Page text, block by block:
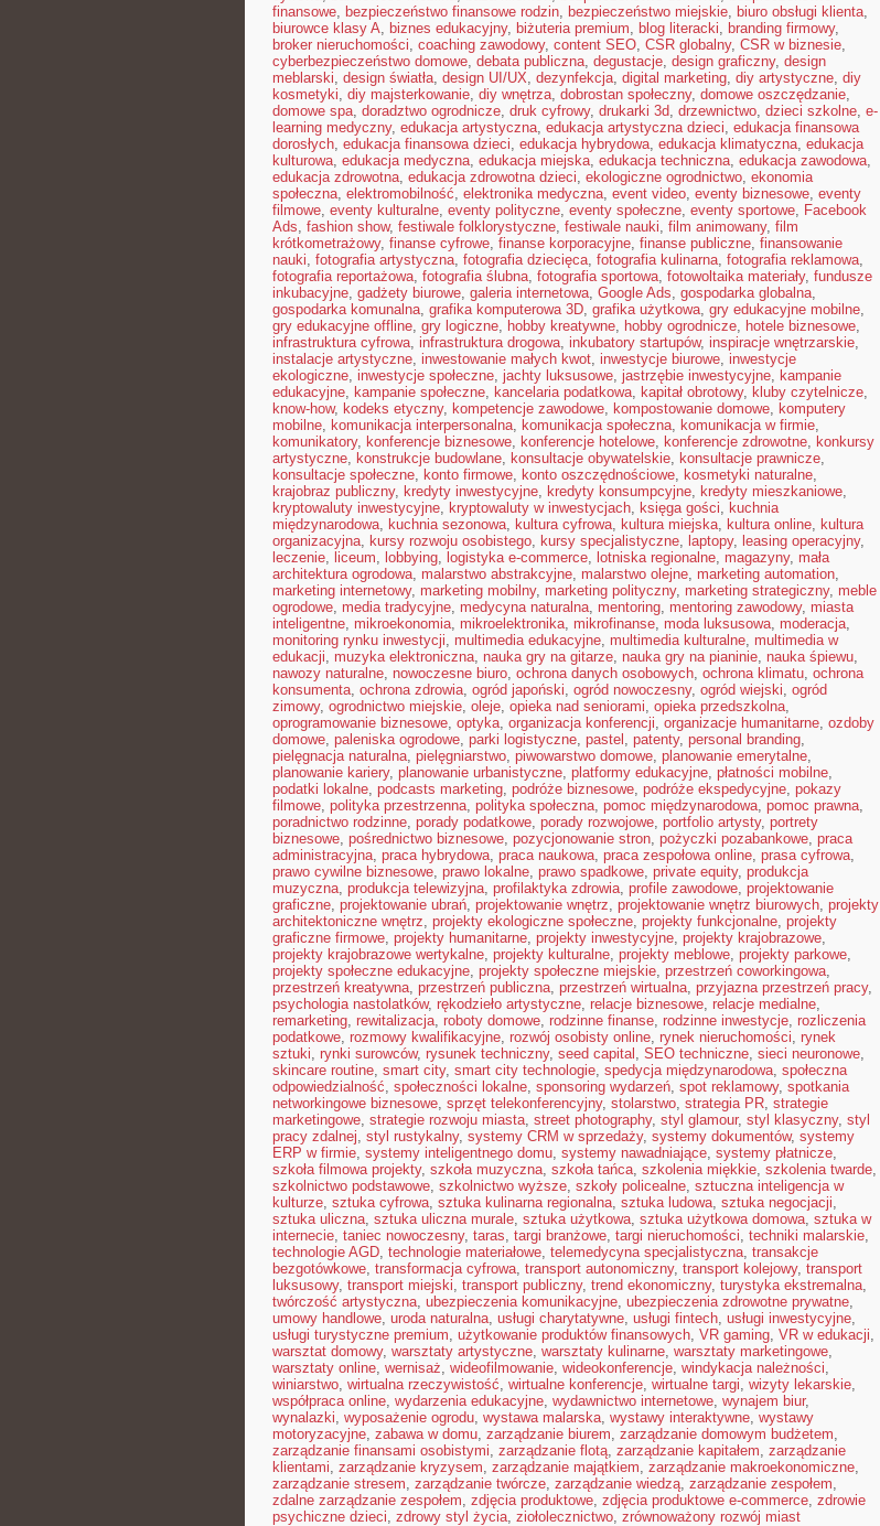
finansowe, bezpieczeństwo finansowe rodzin, bezpieczeństwo miejskie, biuro obsługi klienta,
biurowce klasy A, biznes edukacyjny, biżuteria premium, blog literacki, branding firmowy,
broker nieruchomości, coaching zawodowy, content SEO, CSR globalny, CSR w biznesie,
cyberbezpieczeństwo domowe, debata publiczna, degustacje, design graficzny, design
meblarski, design światła, design UI/UX, dezynfekcja, digital marketing, diy artystyczne, diy
kosmetyki, diy majsterkowanie, diy wnętrza, dobrostan społeczny, domowe oszczędzanie,
domowe spa, doradztwo ogrodnicze, druk cyfrowy, drukarki 3d, drzewnictwo, dzieci szkolne, e-
learning medyczny, edukacja artystyczna, edukacja artystyczna dzieci, edukacja finansowa
dorosłych, edukacja finansowa dzieci, edukacja hybrydowa, edukacja klimatyczna, edukacja
kulturowa, edukacja medyczna, edukacja miejska, edukacja techniczna, edukacja zawodowa,
edukacja zdrowotna, edukacja zdrowotna dzieci, ekologiczne ogrodnictwo, ekonomia
społeczna, elektromobilność, elektronika medyczna, event video, eventy biznesowe, eventy
filmowe, eventy kulturalne, eventy polityczne, eventy społeczne, eventy sportowe, Facebook
Ads, fashion show, festiwale folklorystyczne, festiwale nauki, film animowany, film
krótkometrażowy, finanse cyfrowe, finanse korporacyjne, finanse publiczne, finansowanie
nauki, fotografia artystyczna, fotografia dziecięca, fotografia kulinarna, fotografia reklamowa,
fotografia reportażowa, fotografia ślubna, fotografia sportowa, fotowoltaika materiały, fundusze
inkubacyjne, gadżety biurowe, galeria internetowa, Google Ads, gospodarka globalna,
gospodarka komunalna, grafika komputerowa 3D, grafika użytkowa, gry edukacyjne mobilne,
gry edukacyjne offline, gry logiczne, hobby kreatywne, hobby ogrodnicze, hotele biznesowe,
infrastruktura cyfrowa, infrastruktura drogowa, inkubatory startupów, inspiracje wnętrzarskie,
instalacje artystyczne, inwestowanie małych kwot, inwestycje biurowe, inwestycje
ekologiczne, inwestycje społeczne, jachty luksusowe, jastrzębie inwestycyjne, kampanie
edukacyjne, kampanie społeczne, kancelaria podatkowa, kapitał obrotowy, kluby czytelnicze,
know-how, kodeks etyczny, kompetencje zawodowe, kompostowanie domowe, komputery
mobilne, komunikacja interpersonalna, komunikacja społeczna, komunikacja w firmie,
komunikatory, konferencje biznesowe, konferencje hotelowe, konferencje zdrowotne, konkursy
artystyczne, konstrukcje budowlane, konsultacje obywatelskie, konsultacje prawnicze,
konsultacje społeczne, konto firmowe, konto oszczędnościowe, kosmetyki naturalne,
krajobraz publiczny, kredyty inwestycyjne, kredyty konsumpcyjne, kredyty mieszkaniowe,
kryptowaluty inwestycyjne, kryptowaluty w inwestycjach, księga gości, kuchnia
międzynarodowa, kuchnia sezonowa, kultura cyfrowa, kultura miejska, kultura online, kultura
organizacyjna, kursy rozwoju osobistego, kursy specjalistyczne, laptopy, leasing operacyjny,
leczenie, liceum, lobbying, logistyka e-commerce, lotniska regionalne, magazyny, mała
architektura ogrodowa, malarstwo abstrakcyjne, malarstwo olejne, marketing automation,
marketing internetowy, marketing mobilny, marketing polityczny, marketing strategiczny, meble
ogrodowe, media tradycyjne, medycyna naturalna, mentoring, mentoring zawodowy, miasta
inteligentne, mikroekonomia, mikroelektronika, mikrofinanse, moda luksusowa, moderacja,
monitoring rynku inwestycji, multimedia edukacyjne, multimedia kulturalne, multimedia w
edukacji, muzyka elektroniczna, nauka gry na gitarze, nauka gry na pianinie, nauka śpiewu,
nawozy naturalne, nowoczesne biuro, ochrona danych osobowych, ochrona klimatu, ochrona
konsumenta, ochrona zdrowia, ogród japoński, ogród nowoczesny, ogród wiejski, ogród
zimowy, ogrodnictwo miejskie, oleje, opieka nad seniorami, opieka przedszkolna,
oprogramowanie biznesowe, optyka, organizacja konferencji, organizacje humanitarne, ozdoby
domowe, paleniska ogrodowe, parki logistyczne, pastel , patenty, personal branding,
pielęgnacja naturalna, pielęgniarstwo, piwowarstwo domowe, planowanie emerytalne,
planowanie kariery, planowanie urbanistyczne, platformy edukacyjne, płatności mobilne,
podatki lokalne, podcasts marketing, podróże biznesowe, podróże ekspedycyjne, pokazy
filmowe, polityka przestrzenna, polityka społeczna, pomoc międzynarodowa, pomoc prawna,
poradnictwo rodzinne, porady podatkowe, porady rozwojowe, portfolio artysty, portrety
biznesowe, pośrednictwo biznesowe, pozycjonowanie stron, pożyczki pozabankowe, praca
administracyjna, praca hybrydowa, praca naukowa, praca zespołowa online, prasa cyfrowa,
prawo cywilne biznesowe, prawo lokalne, prawo spadkowe, private equity, produkcja
muzyczna, produkcja telewizyjna, profilaktyka zdrowia, profile zawodowe, projektowanie
graficzne, projektowanie ubrań, projektowanie wnętrz, projektowanie wnętrz biurowych, projekty
architektoniczne wnętrz, projekty ekologiczne społeczne, projekty funkcjonalne, projekty
graficzne firmowe, projekty humanitarne, projekty inwestycyjne, projekty krajobrazowe,
projekty krajobrazowe wertykalne, projekty kulturalne, projekty meblowe, projekty parkowe,
projekty społeczne edukacyjne, projekty społeczne miejskie, przestrzeń coworkingowa,
przestrzeń kreatywna, przestrzeń publiczna, przestrzeń wirtualna, przyjazna przestrzeń pracy,
psychologia nastolatków, rękodzieło artystyczne, relacje biznesowe, relacje medialne,
remarketing, rewitalizacja, roboty domowe, rodzinne finanse, rodzinne inwestycje, rozliczenia
podatkowe, rozmowy kwalifikacyjne, rozwój osobisty online, rynek nieruchomości, rynek
sztuki, rynki surowców, rysunek techniczny, seed capital , SEO techniczne, sieci neuronowe,
skincare routine, smart city, smart city technologie, spedycja międzynarodowa, społeczna
odpowiedzialność, społeczności lokalne, sponsoring wydarzeń, spot reklamowy, spotkania
networkingowe biznesowe, sprzęt telekonferencyjny, stolarstwo, strategia PR, strategie
marketingowe, strategie rozwoju miasta, street photography, styl glamour, styl klasyczny, styl
pracy zdalnej, styl rustykalny, systemy CRM w sprzedaży, systemy dokumentów, systemy
ERP w firmie, systemy inteligentnego domu, systemy nawadniające, systemy płatnicze,
szkoła filmowa projekty, szkoła muzyczna, szkoła tańca, szkolenia miękkie, szkolenia twarde,
szkolnictwo podstawowe, szkolnictwo wyższe, szkoły policealne, sztuczna inteligencja w
kulturze, sztuka cyfrowa, sztuka kulinarna regionalna, sztuka ludowa, sztuka negocjacji,
sztuka uliczna, sztuka uliczna murale, sztuka użytkowa, sztuka użytkowa domowa, sztuka w
internecie, taniec nowoczesny, taras, targi branżowe, targi nieruchomości, techniki malarskie,
technologie AGD, technologie materiałowe, telemedycyna specjalistyczna, transakcje
bezgotówkowe, transformacja cyfrowa, transport autonomiczny, transport kolejowy, transport
luksusowy, transport miejski, transport publiczny, trend ekonomiczny, turystyka ekstremalna,
twórczość artystyczna, ubezpieczenia komunikacyjne, ubezpieczenia zdrowotne prywatne,
umowy handlowe, uroda naturalna, usługi charytatywne, usługi fintech, usługi inwestycyjne,
usługi turystyczne premium, użytkowanie produktów finansowych, VR gaming, VR w edukacji,
warsztat domowy, warsztaty artystyczne, warsztaty kulinarne, warsztaty marketingowe,
warsztaty online, wernisaż, wideofilmowanie, wideokonferencje, windykacja należności,
winiarstwo, wirtualna rzeczywistość, wirtualne konferencje, wirtualne targi, wizyty lekarskie,
współpraca online, wydarzenia edukacyjne, wydawnictwo internetowe, wynajem biur,
wynalazki, wyposażenie ogrodu, wystawa malarska, wystawy interaktywne, wystawy
motoryzacyjne, zabawa w domu, zarządzanie biurem, zarządzanie domowym budżetem,
zarządzanie finansami osobistymi, zarządzanie flotą, zarządzanie kapitałem, zarządzanie
klientami, zarządzanie kryzysem, zarządzanie majątkiem, zarządzanie makroekonomiczne,
zarządzanie stresem, zarządzanie twórcze, zarządzanie wiedzą, zarządzanie zespołem,
zdalne zarządzanie zespołem, zdjęcia produktowe, zdjęcia produktowe e-commerce, zdrowie
psychiczne dzieci, zdrowy styl życia, ziołolecznictwo, zrównoważony rozwój miast